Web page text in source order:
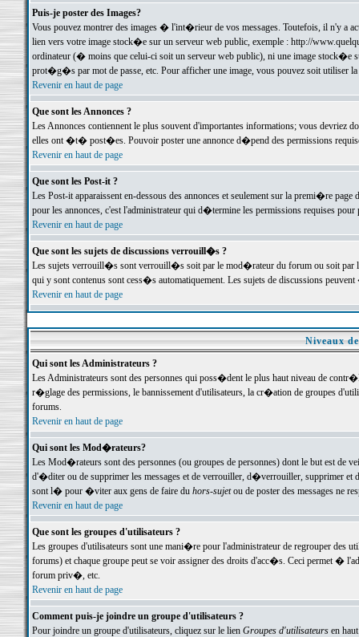
Puis-je poster des Images?
Vous pouvez montrer des images � l'int�rieur de vos messages. Toutefois, il n'y a
lien vers votre image stock�e sur un serveur web public, exemple : http://
ordinateur (� moins que celui-ci soit un serveur web public), ni une image stock�e
prot�g�s par mot de passe, etc. Pour afficher une image, vous pouvez soit
Revenir en haut de page
Que sont les Annonces ?
Les Annonces contiennent le plus souvent d'importantes informations; vous devriez
elles ont �t� post�es. Pouvoir poster une annonce d�pend des permissions
Revenir en haut de page
Que sont les Post-it ?
Les Post-it apparaissent en-dessous des annonces et seulement sur la premi�re
pour les annonces, c'est l'administrateur qui d�termine les permissions requises pour
Revenir en haut de page
Que sont les sujets de discussions verrouill�s ?
Les sujets verrouill�s sont verrouill�s soit par le mod�rateur du forum ou soit par
qui y sont contenus sont cess�s automatiquement. Les sujets de discussions
Revenir en haut de page
Niveaux
Qui sont les Administrateurs ?
Les Administrateurs sont des personnes qui poss�dent le plus haut niveau de
r�glage des permissions, le bannissement d'utilisateurs, la cr�ation de groupes
forums.
Revenir en haut de page
Qui sont les Mod�rateurs?
Les Mod�rateurs sont des personnes (ou groupes de personnes) dont le but est de
d'�diter ou de supprimer les messages et de verrouiller, d�verrouiller, supprimer
sont l� pour �viter aux gens de faire du hors-sujetou de poster des messages ne
Revenir en haut de page
Que sont les groupes d'utilisateurs ?
Les groupes d'utilisateurs sont une mani�re pour l'administrateur de regrouper des
forums) et chaque groupe peut se voir assigner des droits d'acc�s. Ceci permet
forum priv�, etc.
Revenir en haut de page
Comment puis-je joindre un groupe d'utilisateurs ?
Pour joindre un groupe d'utilisateurs, cliquez sur le lien Groupes d'utilisateursen haut